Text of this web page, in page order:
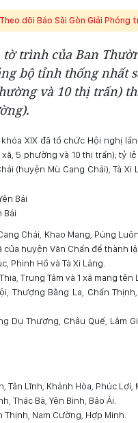
Theo dõi Báo Sài Gòn Giải Phóng
tờ trình của Ban
bộ tỉnh thống nhất
và 10 thị trấn)
XIX đã tổ chức Hội nghị
5 phường và 10 thị trấn); tỷ
(huyện Mù Cang Chải), Tà Xi
Bái
Chải, Khao Mang, Púng
huyện Văn Chấn để thành
Phình Hồ và Tà Xi Láng.
Trung Tâm và 1 xã mang tên
Thượng Bằng La, Chấn
Dụ Thượng, Châu Quế, Lâm
Tân Lĩnh, Khánh Hòa, Phúc Lợi,
Thác Bà, Yên Bình, Bảo Ái.
Thịnh, Nam Cường, Hợp Minh.